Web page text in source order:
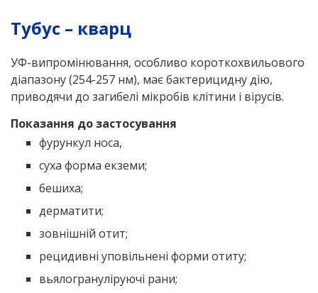
Тубус – кварц
УФ-випромінювання, особливо короткохвильового
діапазону (254-257 нм), має бактерицидну дію,
приводячи до загибелі мікробів клітини і вірусів.
Показання до застосування
фурункул носа,
суха форма екземи;
бешиха;
дерматити;
зовнішній отит;
рецидивні уповільнені форми отиту;
вьялогрануліруючі рани;